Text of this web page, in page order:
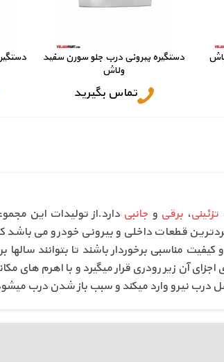
دستگیره بیرونی درب جلو سورن سفید
ولاش
تماس بگیرید
تزئینی، برقی و جانبی دارد.از تولیدات این
قطعات داخلی و بیرونی خودرو می
مناسبی برخوردار باشند تا بتوانند سالها
آن زیر رودری قرار میگیرد و با اهرم های
درب نیرو وارد میکند و سبب باز شدن درب